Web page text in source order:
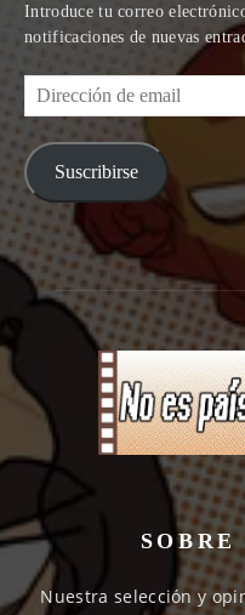
Introduce tu correo
notificaciones de nuevas
Dirección
de
email
Suscribirse
SOBRE
Nuestra selección y